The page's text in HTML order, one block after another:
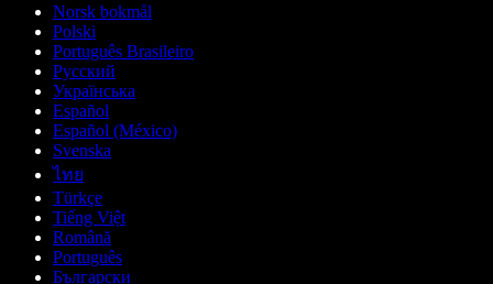
Norsk bokmål
Polski
Português Brasileiro
Русский
Українська
Español
Español (México)
Svenska
ไทย
Türkçe
Tiếng Việt
Română
Português
Български